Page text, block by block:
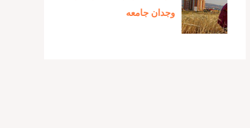
وجدان جامعه